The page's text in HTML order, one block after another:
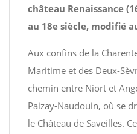
château Renaissance
au 18e siècle, modifié
Aux confins de la
Maritime et des Deux-
chemin entre Niort et
Paizay-Naudouin, où se
le Château de Saveilles.